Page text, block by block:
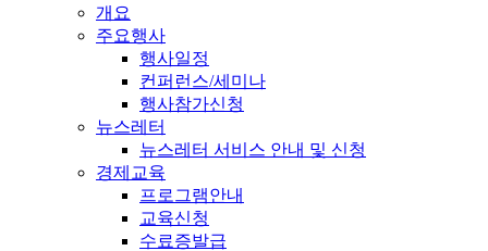
개요
주요행사
행사일정
컨퍼런스/세미나
행사참가신청
뉴스레터
뉴스레터 서비스 안내 및 신청
경제교육
프로그램안내
교육신청
수료증발급